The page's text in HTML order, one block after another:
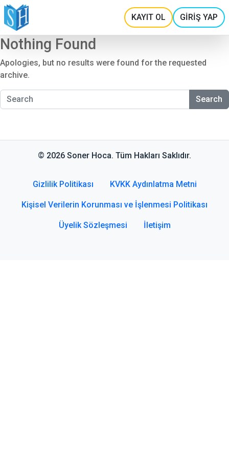
KAYIT OL GİRİŞ YAP
Nothing Found
Apologies, but no results were found for the requested
archive.
Search
© 2026 Soner Hoca. Tüm Hakları Saklıdır.
Gizlilik Politikası KVKK Aydınlatma Metni
Kişisel Verilerin Korunması ve İşlenmesi Politikası
Üyelik Sözleşmesi İletişim